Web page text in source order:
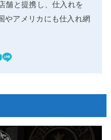
舗と提携し、仕入れを
やアメリカにも仕入れ網